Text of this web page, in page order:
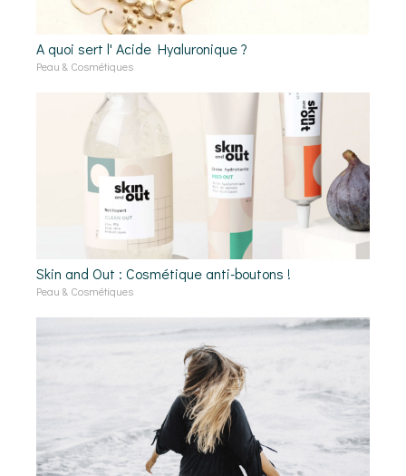
A quoi sert l' Acide Hyaluronique ?
Peau & Cosmétiques
Skin and Out : Cosmétique anti-boutons !
Peau & Cosmétiques